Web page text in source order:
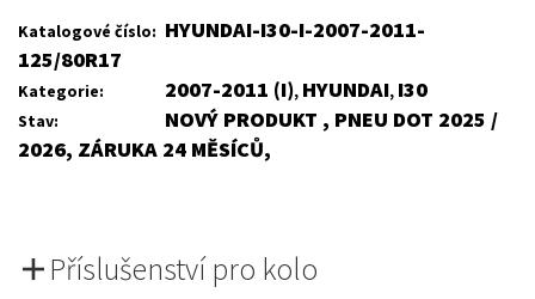
4
3
Katalogové číslo: HYUNDAI-I30-I-2007-2011-
125/80R17
Kategorie: 2007-2011 (I), HYUNDAI, I30
Stav:
NOVÝ PRODUKT , PNEU DOT 2025 /
2026, ZÁRUKA 24 MĚSÍCŮ,
Příslušenství pro kolo